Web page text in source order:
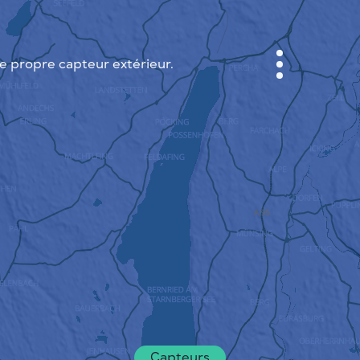
propre capteur extérieur.
CABINET
CARTES DES VILLES
SENSOR NEBO
A PROPOS DE NOUS
LANGUE DU SITE
English
Česky
Deutsch